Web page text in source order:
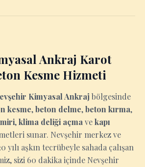
Ankraj Karot
Kesme Hizmeti
Kimyasal Ankraj bölgesinde
kesme,beton delme,beton kırma,
,klima deliği açma vekapı
sunar. Nevşehir merkez ve
yılı aşkın tecrübeyle sahada çalışan
sizi 60 dakika içinde Nevşehir